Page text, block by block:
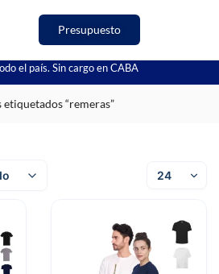
Presupuesto
el país. Sin cargo en CABA
“remeras”